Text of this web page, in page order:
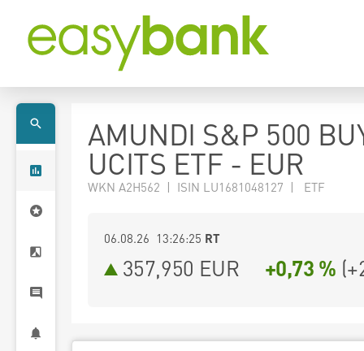
AMUNDI S&P 500
UCITS ETF - EUR
WKN A2H562 | ISIN LU1681048127 | ETF
06.08.26 13:26:25 RT
357,950 EUR +0,73 % (